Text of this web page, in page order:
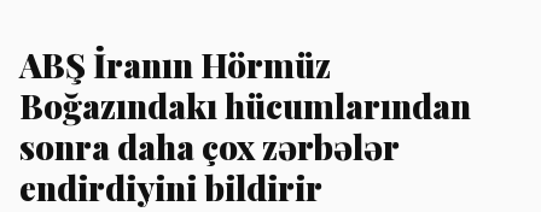
ABŞ İranın Hörmüz
Boğazındakı hücumlarından
sonra daha çox zərbələr
endirdiyini bildirir